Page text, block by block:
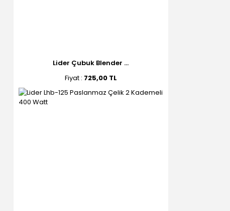
Lider Çubuk Blender ...
Fiyat : 725,00 TL